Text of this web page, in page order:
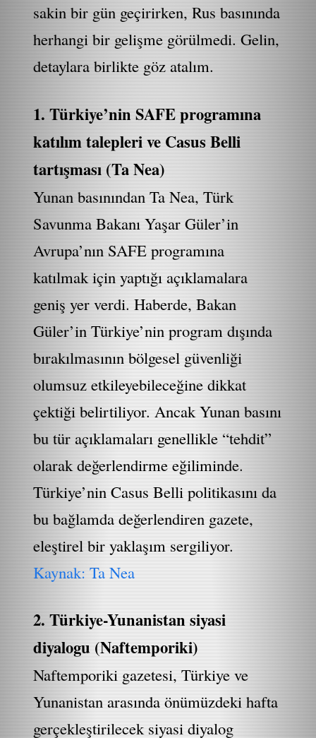
sakin bir gün geçirirken, Rus basınında
herhangi bir gelişme görülmedi. Gelin,
detaylara birlikte göz atalım.
1. Türkiye’nin SAFE programına
katılım talepleri ve Casus Belli
tartışması (Ta Nea)
Yunan basınından Ta Nea, Türk
Savunma Bakanı Yaşar Güler’in
Avrupa’nın SAFE programına
katılmak için yaptığı açıklamalara
geniş yer verdi. Haberde, Bakan
Güler’in Türkiye’nin program dışında
bırakılmasının bölgesel güvenliği
olumsuz etkileyebileceğine dikkat
çektiği belirtiliyor. Ancak Yunan basını
bu tür açıklamaları genellikle “tehdit”
olarak değerlendirme eğiliminde.
Türkiye’nin Casus Belli politikasını da
bu bağlamda değerlendiren gazete,
eleştirel bir yaklaşım sergiliyor.
Kaynak: Ta Nea
2. Türkiye-Yunanistan siyasi
diyalogu (Naftemporiki)
Naftemporiki gazetesi, Türkiye ve
Yunanistan arasında önümüzdeki hafta
gerçekleştirilecek siyasi diyalog